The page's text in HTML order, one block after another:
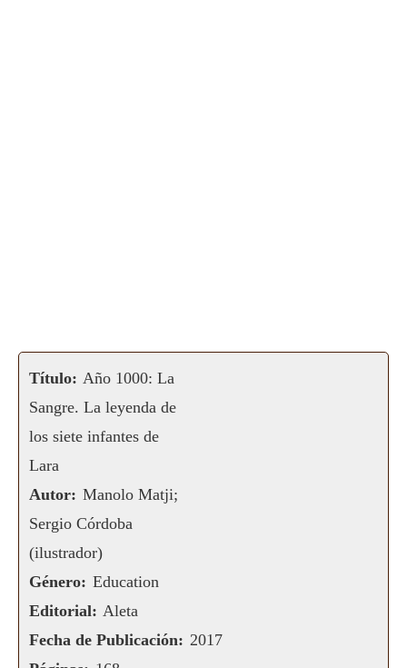
Título: Año 1000: La
Sangre. La leyenda de
los siete infantes de
Lara
Autor: Manolo Matji;
Sergio Córdoba
(ilustrador)
Género: Education
Editorial: Aleta
Fecha de Publicación: 2017